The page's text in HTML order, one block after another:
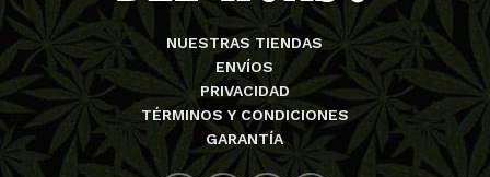
NUESTRAS TIENDAS
ENVÍOS
PRIVACIDAD
TÉRMINOS Y CONDICIONES
GARANTÍA